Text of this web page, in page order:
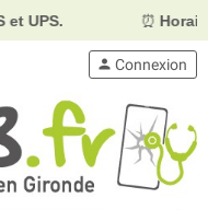
Horaires :
person Connexion